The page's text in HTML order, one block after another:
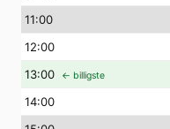
11:00
12:00
13:00 ← billigste
14:00